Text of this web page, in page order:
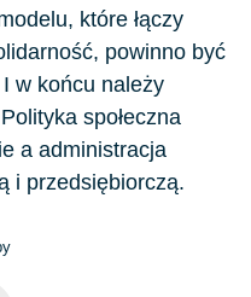
które łączy
powinno być
w końcu należy
społeczna
a administracja
i przedsiębiorczą.